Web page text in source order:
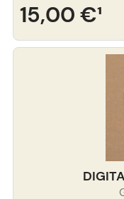
15,00 €¹